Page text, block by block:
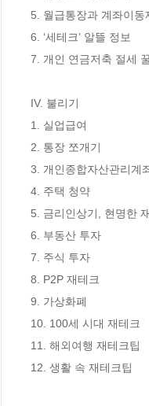
5. 월급통장과 계좌이동
6. ‘세테크’ 알뜰 정보
7. 개인 연금저축 절세
IV. 불리기
1. 실업급여
2. 통장 쪼개기
3. 개인종합자산관리계
4. 주택 청약
5. 금리인상기, 현명한
6. 부동산 투자
7. 주식 투자
8. P2P 재테크
9. 가상화폐
10. 100세 시대 재테크
11. 해외여행 재테크팁
12. 생활 속 재테크팁